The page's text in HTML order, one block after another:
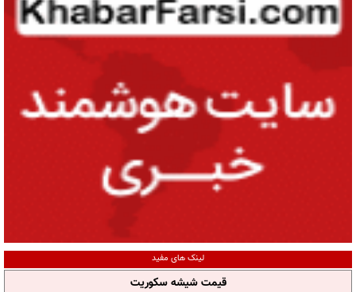
لینک های مفید
قیمت شیشه سکوریت